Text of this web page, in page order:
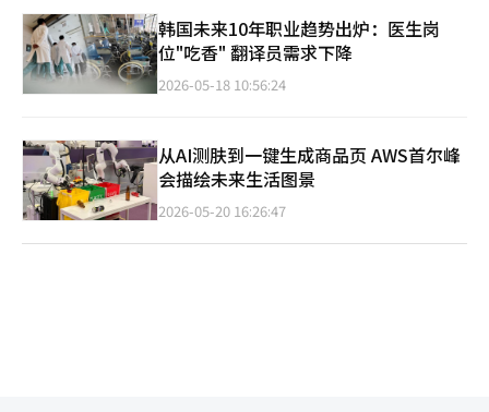
韩国未来10年职业趋势出炉：医生岗
位"吃香" 翻译员需求下降
2026-05-18 10:56:24
从AI测肤到一键生成商品页 AWS首尔峰
会描绘未来生活图景
2026-05-20 16:26:47